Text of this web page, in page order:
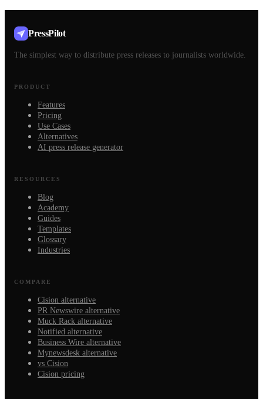
PressPilot
The simplest way to distribute press releases to journalists worldwide.
PRODUCT
Features
Pricing
Use Cases
Alternatives
AI press release generator
RESOURCES
Blog
Academy
Guides
Templates
Glossary
Industries
COMPARE
Cision alternative
PR Newswire alternative
Muck Rack alternative
Notified alternative
Business Wire alternative
Mynewsdesk alternative
vs Cision
Cision pricing